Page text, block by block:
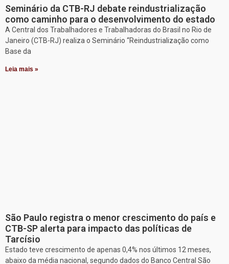
Seminário da CTB-RJ debate reindustrialização
como caminho para o desenvolvimento do estado
A Central dos Trabalhadores e Trabalhadoras do Brasil no Rio de
Janeiro (CTB-RJ) realiza o Seminário “Reindustrialização como
Base da
Leia mais »
São Paulo registra o menor crescimento do país e
CTB-SP alerta para impacto das políticas de
Tarcísio
Estado teve crescimento de apenas 0,4% nos últimos 12 meses,
abaixo da média nacional, segundo dados do Banco Central São